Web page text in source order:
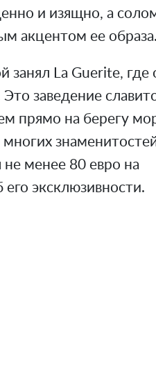
и изящно, а
акцентом ее образа.
занял La Guerite, где
заведение
прямо на берегу
менее 80 евро на
его эксклюзивности.